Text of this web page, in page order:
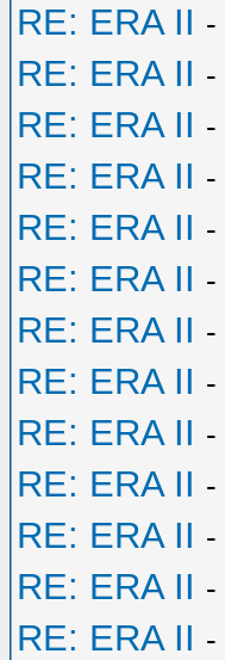
RE: ERA II -
RE: ERA II -
RE: ERA II -
RE: ERA II -
RE: ERA II -
RE: ERA II -
RE: ERA II -
RE: ERA II -
RE: ERA II -
RE: ERA II -
RE: ERA II -
RE: ERA II -
RE: ERA II -